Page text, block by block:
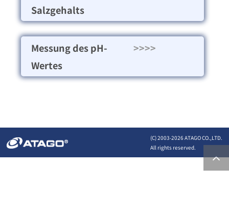
Salzgehalts
Messung des pH-
Wertes
>>>>
(C) 2003-2026 ATAGO CO.,LTD.
All rights reserved.